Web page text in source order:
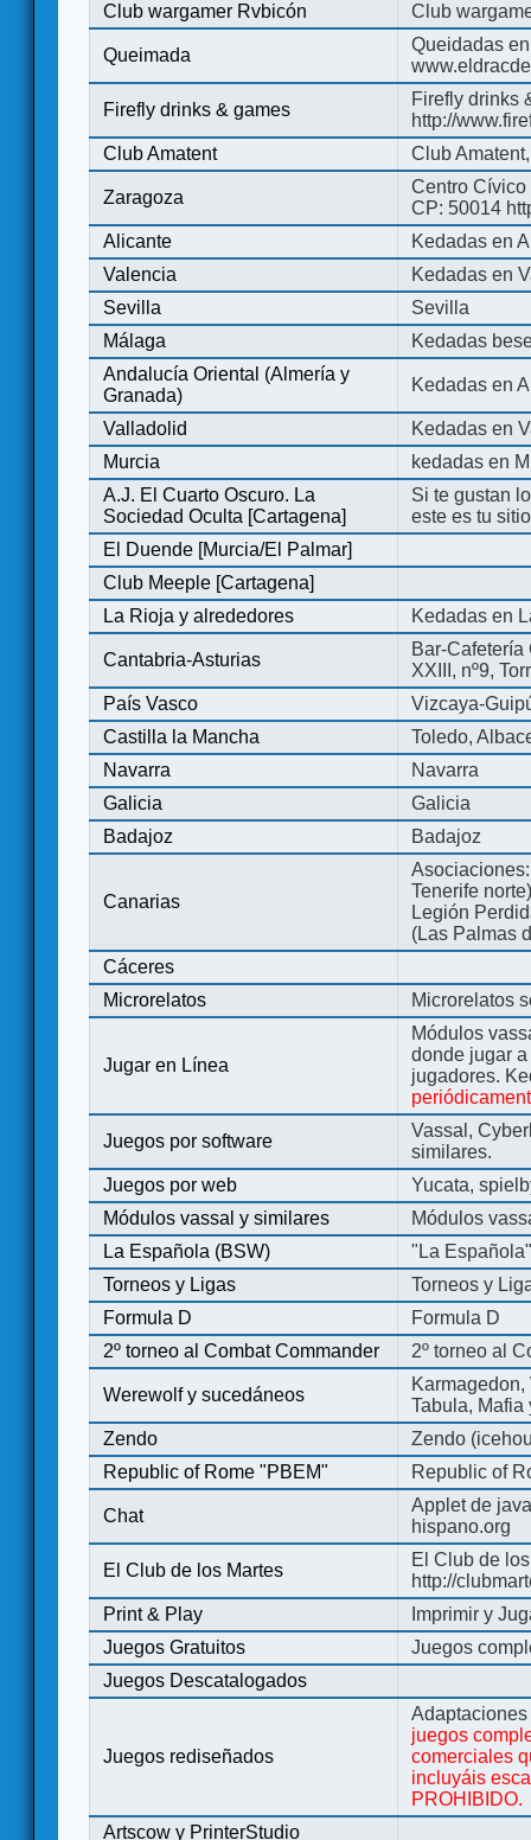
Club wargamer Rvbicón
Club
Queimada
Queidadas
Firefly drinks & games
Firefly drinks
http://
Club Amatent
Club
Zaragoza
Centro Cívico
CP: 50014
Alicante
Kedadas en
Valencia
Kedadas en
Sevilla
Sevilla
Málaga
Kedadas
Andalucía Oriental (Almería y
Granada)
Kedadas en
Valladolid
Kedadas en
Murcia
kedadas en
A.J. El Cuarto Oscuro. La
Sociedad Oculta [Cartagena]
Si te gustan
este es tu
El Duende [Murcia/El Palmar]
Club Meeple [Cartagena]
La Rioja y alrededores
Kedadas en
Cantabria-Asturias
Bar-
XXIII, nº9,
País Vasco
Vizcaya-
Castilla la Mancha
Toledo,
Navarra
Navarra
Galicia
Galicia
Badajoz
Badajoz
Canarias
Tenerife
Legión
(Las Palmas
Cáceres
Microrelatos
Microrelatos
Jugar en Línea
Módulos
donde jugar
jugadores.
Juegos por software
Vassal,
similares.
Juegos por web
Yucata,
Módulos vassal y similares
Módulos
La Española (BSW)
"La
Torneos y Ligas
Torneos y
Formula D
Formula D
2º torneo al Combat Commander
2º torneo al
Werewolf y sucedáneos
Tabula, Mafia
Zendo
Zendo
Republic of Rome "PBEM"
Republic of
Chat
Applet de
hispano.org
El Club de los Martes
El Club de
http://
Print & Play
Imprimir y
Juegos Gratuitos
Juegos
Juegos Descatalogados
Juegos rediseñados
juegos
comerciales
incluyáis
PROHIBIDO.
Artscow y PrinterStudio